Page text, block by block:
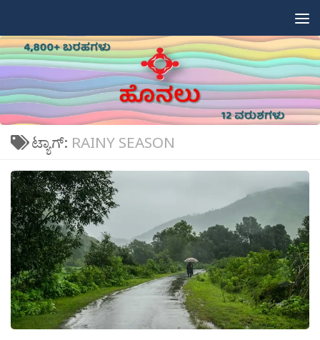
ಟ್ಯಾಗ್: RAINY SEASON